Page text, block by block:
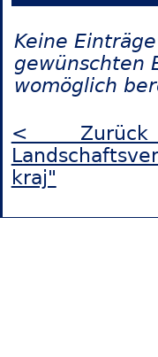
Keine
gewünschten
womöglich
<
kraj"